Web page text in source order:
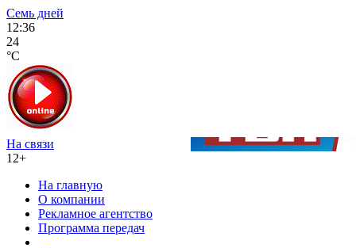
Семь дней
12:36
24
°C
На связи
12+
На главную
О компании
Рекламное агентство
Программа передач